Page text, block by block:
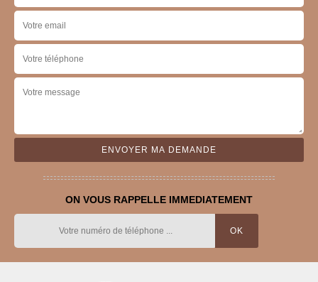
ON VOUS RAPPELLE IMMEDIATEMENT